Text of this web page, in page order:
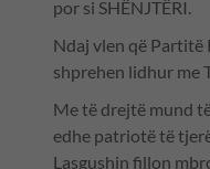
por si SHËNJTËRI.
Ndaj vlen që
shprehen lidhur me
Me të drejtë mund
edhe patriotë të
Lasgushin fillon